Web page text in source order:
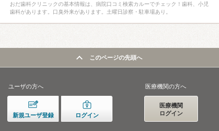
おだ歯科クリニックの基本情報は、病院口コミ検索カルーでチェック！歯科、小児
歯科があります。口臭外来があります。土曜日診察・駐車場あり。
このページの先頭へ
ユーザの方へ
新規ユーザ登録 ログイン
医療機関の方へ
医療機関
ログイン